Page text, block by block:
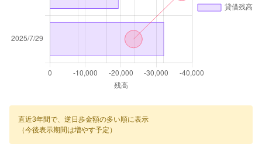
直近3年間で、逆日歩金額の多い順に表示
（今後表示期間は増やす予定）